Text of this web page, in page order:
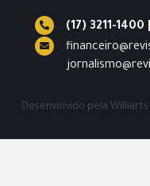
(17) 3211-1400
Desenvolvido pela